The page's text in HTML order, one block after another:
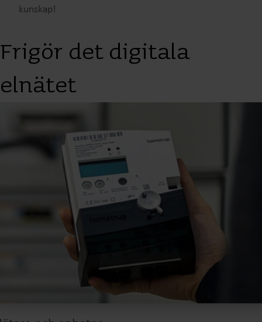
kunskap!
Frigör det digitala
elnätet